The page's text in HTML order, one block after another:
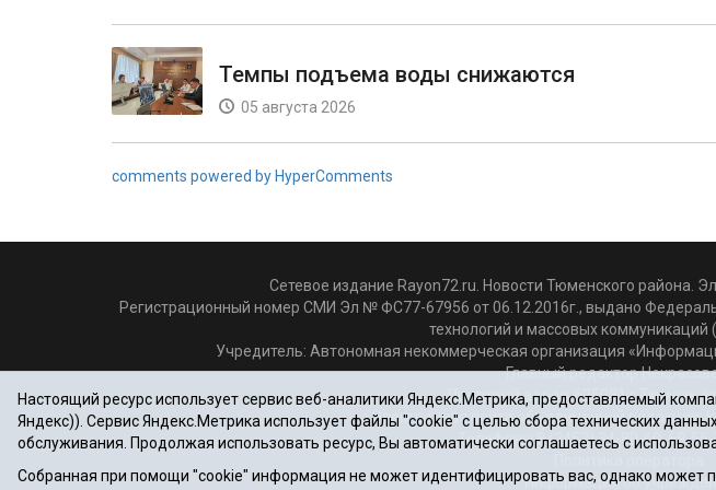
Темпы подъема воды снижаются
05 августа 2026
comments powered by HyperComments
Сетевое издание Rayon72.ru. Новости Тюменского района.
Регистрационный номер СМИ Эл № ФС77-67956 от 06.12.2016г., выдано
технологий и массовых коммуникаций
Учредитель: Автономная некоммерческая организация
Главный редактор
Почтовый адрес: 625031 г.Тюмень.
Электронная почта объединенной редакции:
Телефоны 8 (3452) 34-80-60, 69-56-
Информация об
Настоящий ресурс использует сервис веб-аналитики Яндекс.Метрика, предоставляемый
Яндекс)). Сервис Яндекс.Метрика использует файлы "cookie" с целью сбора технических
обслуживания. Продолжая использовать ресурс, Вы автоматически соглашаетесь с
Собранная при помощи "cookie" информация не может идентифицировать вас, однако может